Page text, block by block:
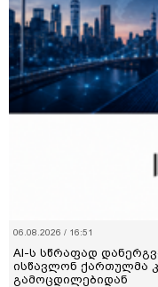
06.08.2026 / 16:51
AI-ს სწრაფად
ისწავლონ ქართულმა
გამოცდილებიდან